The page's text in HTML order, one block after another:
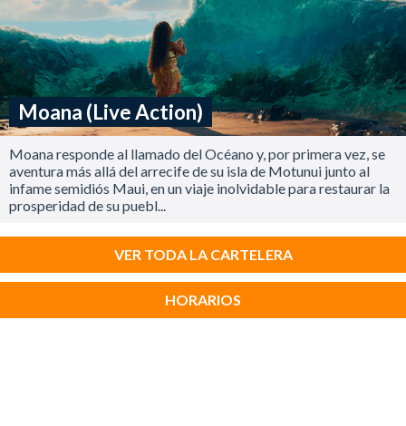
Moana (Live Action)
Moana responde al llamado del Océano y, por primera vez, se
aventura más allá del arrecife de su isla de Motunui junto al
infame semidiós Maui, en un viaje inolvidable para restaurar la
prosperidad de su puebl...
VER TODA LA CARTELERA
HORARIOS